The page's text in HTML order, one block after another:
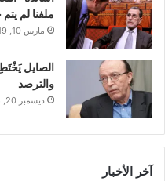
ملفنا لم
مارس 10, 2019
الصايل
والترصد
ديسمبر 20, 2018
آخر الأخبار